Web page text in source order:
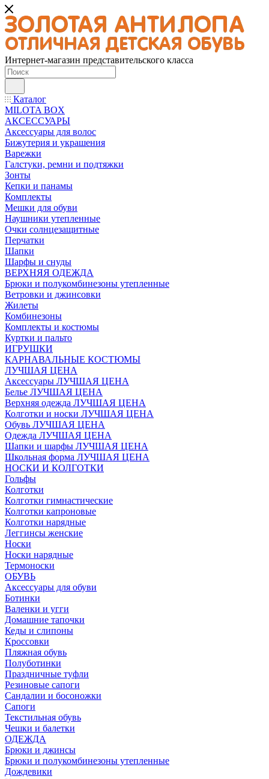
Интернет-магазин представительского класса
Каталог
MILOTA BOX
АКСЕССУАРЫ
Аксессуары для волос
Бижутерия и украшения
Варежки
Галстуки, ремни и подтяжки
Зонты
Кепки и панамы
Комплекты
Мешки для обуви
Наушники утепленные
Очки солнцезащитные
Перчатки
Шапки
Шарфы и снуды
ВЕРХНЯЯ ОДЕЖДА
Брюки и полукомбинезоны утепленные
Ветровки и джинсовки
Жилеты
Комбинезоны
Комплекты и костюмы
Куртки и пальто
ИГРУШКИ
КАРНАВАЛЬНЫЕ КОСТЮМЫ
ЛУЧШАЯ ЦЕНА
Аксессуары ЛУЧШАЯ ЦЕНА
Белье ЛУЧШАЯ ЦЕНА
Верхняя одежда ЛУЧШАЯ ЦЕНА
Колготки и носки ЛУЧШАЯ ЦЕНА
Обувь ЛУЧШАЯ ЦЕНА
Одежда ЛУЧШАЯ ЦЕНА
Шапки и шарфы ЛУЧШАЯ ЦЕНА
Школьная форма ЛУЧШАЯ ЦЕНА
НОСКИ И КОЛГОТКИ
Гольфы
Колготки
Колготки гимнастические
Колготки капроновые
Колготки нарядные
Леггинсы женские
Носки
Носки нарядные
Термоноски
ОБУВЬ
Аксессуары для обуви
Ботинки
Валенки и угги
Домашние тапочки
Кеды и слипоны
Кроссовки
Пляжная обувь
Полуботинки
Праздничные туфли
Резиновые сапоги
Сандалии и босоножки
Сапоги
Текстильная обувь
Чешки и балетки
ОДЕЖДА
Брюки и джинсы
Брюки и полукомбинезоны утепленные
Дождевики